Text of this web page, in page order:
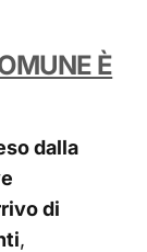
È
dalla
di
,